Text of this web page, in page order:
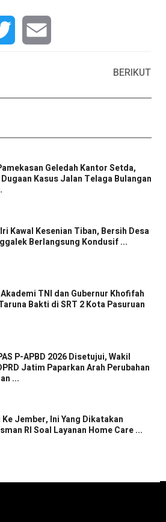
BERIKUT
Geledah Kantor Setda,
Kasus Jalan Telaga Bulangan
Kawal Kesenian Tiban, Bersih Desa
Berlangsung Kondusif ...
TNI dan Gubernur Khofifah
Bakti di SRT 2 Kota Pasuruan
P-APBD 2026 Disetujui, Wakil
Jatim Paparkan Arah Perubahan
...
Jember, Ini Yang Dikatakan
RI Soal Layanan Home Care ...